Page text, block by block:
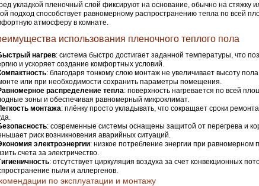
укладкой пленочный слой фиксируют на основание, обычно на стяжку
подход способствует равномерному распространению тепла по всей
атмосферу в комнате.
использования пленочного теплого пола
нагрев: система быстро достигает заданной температуры, что
и ускоряет создание комфортных условий.
: благодаря тонкому слою монтаж не увеличивает высоту
или при необходимости сохранить параметры помещения.
распределение тепла: поверхность нагревается по всей
зоны и обеспечивая равномерный микроклимат.
монтажа: плёнку просто укладывать, что сокращает сроки
: современные системы оснащены защитой от перегрева и
риск возникновения аварийных ситуаций.
электроэнергии: низкое потребление энергии при равномерном
счета за электричество.
: отсутствует циркуляция воздуха за счет конвекционных
пыли и аллергенов.
по эксплуатации и монтажу